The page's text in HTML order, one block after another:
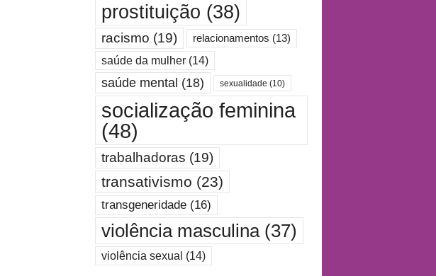
prostituição (38)
racismo (19) relacionamentos (13)
saúde da mulher(14)
saúde mental (18) sexualidade (10)
socialização feminina
(48)
trabalhadoras (19)
transativismo (23)
transgeneridade(16)
violência masculina(37)
violência sexual (14)